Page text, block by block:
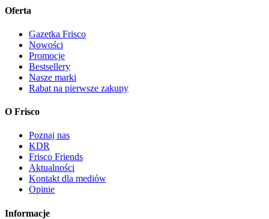
Oferta
Gazetka Frisco
Nowości
Promocje
Bestsellery
Nasze marki
Rabat na pierwsze zakupy
O Frisco
Poznaj nas
KDR
Frisco Friends
Aktualności
Kontakt dla mediów
Opinie
Informacje